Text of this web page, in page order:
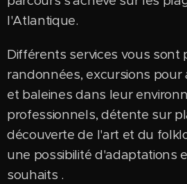
l'Atlantique.
Différents services vous sont
randonnées, excursions pour
et baleines dans leur
professionnels, détente sur
découverte de l'art et du
une possibilité d'adaptations
souhaits .